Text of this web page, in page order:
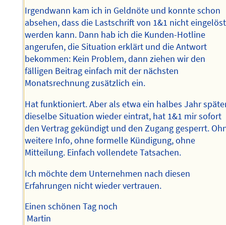
Irgendwann kam ich in Geldnöte und konnte schon
absehen, dass die Lastschrift von 1&1 nicht eingelöst
werden kann. Dann hab ich die Kunden-Hotline
angerufen, die Situation erklärt und die Antwort
bekommen: Kein Problem, dann ziehen wir den
fälligen Beitrag einfach mit der nächsten
Monatsrechnung zusätzlich ein.
Hat funktioniert. Aber als etwa ein halbes Jahr
dieselbe Situation wieder eintrat, hat 1&1 mir sofort
den Vertrag gekündigt und den Zugang gesperrt.
weitere Info, ohne formelle Kündigung, ohne
Mitteilung. Einfach vollendete Tatsachen.
Ich möchte dem Unternehmen nach diesen
Erfahrungen nicht wieder vertrauen.
Einen schönen Tag noch
Martin